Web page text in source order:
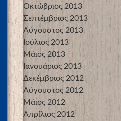
Οκτώβριος 2013
Σεπτέμβριος 2013
Αύγουστος 2013
Ιούλιος 2013
Μάιος 2013
Ιανουάριος 2013
Δεκέμβριος 2012
Αύγουστος 2012
Μάιος 2012
Απρίλιος 2012